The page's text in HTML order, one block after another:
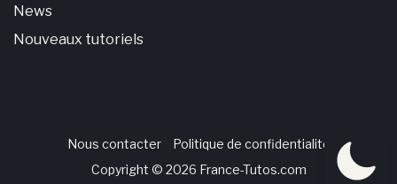
News
Nouveaux tutoriels
Nous contacter
Politique de confidentialité
Copyright © 2026 France-Tutos.com